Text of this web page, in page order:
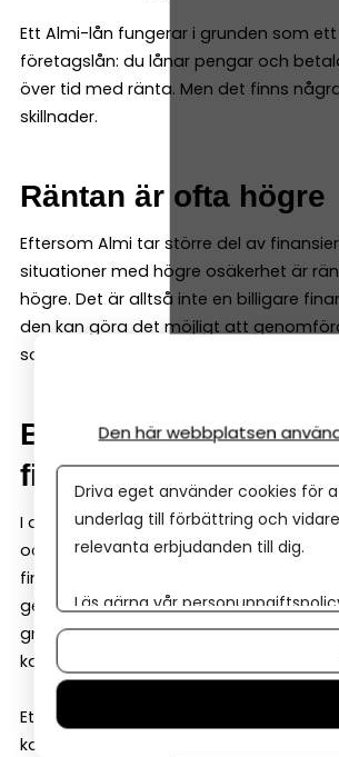
Ett Almi-lån fungerar i grunden som
företagslån: du lånar pengar och
över tid med ränta. Men det finns
skillnader.
Räntan är ofta högre
Eftersom Almi tar större del av
situationer med högre osäkerhet är
högre. Det är alltså inte en billigare
den kan göra det möjligt att
som annars inte hade blivit av.
Banken är ofta med i
finansieringen
I de flesta fall delas finansieringen upp
och Almi. Det gör att banken kan vara
finansiera satsningar som annars kan
genomföra på egen hand. Ofta krävs
grundarna (eller andra finansiärer)
kapitalbehovet.
Ett vanligt exempel är att Almi kan stå
kapitalbehovet om grundarna står för
Den här webbplatsen
Driva eget använder cookies för
underlag till förbättring och
relevanta erbjudanden till dig.
Läs gärna vår
Om du vill ändra ditt val i